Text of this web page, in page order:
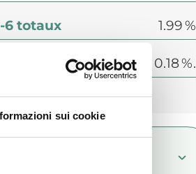
sui cookie
6 totaux 1.99 %
0.18 %.